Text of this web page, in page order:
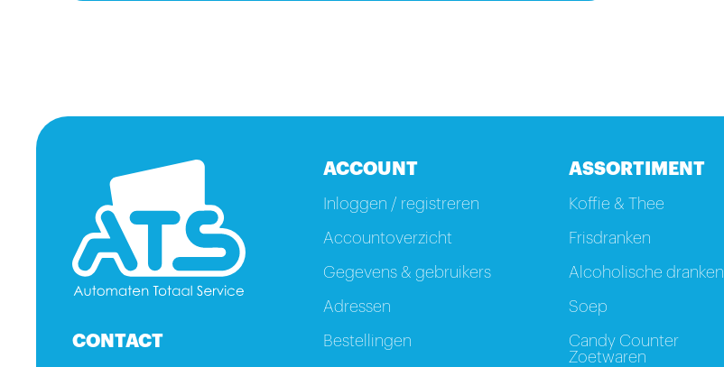
CONTACT
ACCOUNT
Inloggen / registreren
Accountoverzicht
Gegevens & gebruikers
Adressen
Bestellingen
ASSORTIMENT
Koffie & Thee
Frisdranken
Alcoholische dranken
Soep
Candy Counter
Zoetwaren